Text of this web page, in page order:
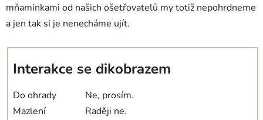
mňaminkami od našich ošetřovatelů my totiž nepohrdneme
a jen tak si je nenecháme ujít.
Interakce se dikobrazem
Do ohrady
Ne, prosím.
Mazlení
Raději ne.